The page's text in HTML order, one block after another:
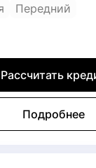
Передний
Рассчитать
Подробнее